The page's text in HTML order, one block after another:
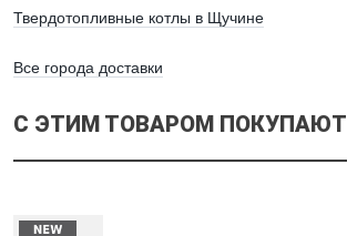
Твердотопливные котлы в Щучине
Все города доставки
С ЭТИМ ТОВАРОМ ПОКУПАЮТ